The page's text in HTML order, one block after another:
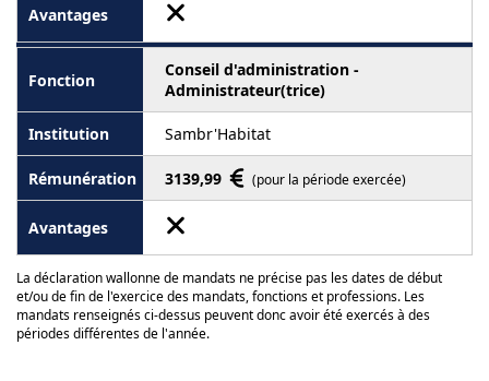
Conseil d'administration -
Administrateur(trice)
Sambr'Habitat
3139,99 (pour la période exercée)
La déclaration wallonne de mandats ne précise pas les dates de début
et/ou de fin de l'exercice des mandats, fonctions et professions. Les
mandats renseignés ci-dessus peuvent donc avoir été exercés à des
périodes différentes de l'année.